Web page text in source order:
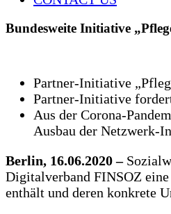
Bundesweite Initiative
Partner-Initiative
Partner-Initiative
Aus der Corona-
Ausbau der Netzwerk-
Berlin, 16.06.2020 –
Digitalverband FINSOZ
enthält und deren konkrete